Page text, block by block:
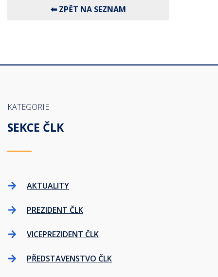
KATEGORIE
SEKCE ČLK
AKTUALITY
PREZIDENT ČLK
VICEPREZIDENT ČLK
PŘEDSTAVENSTVO ČLK